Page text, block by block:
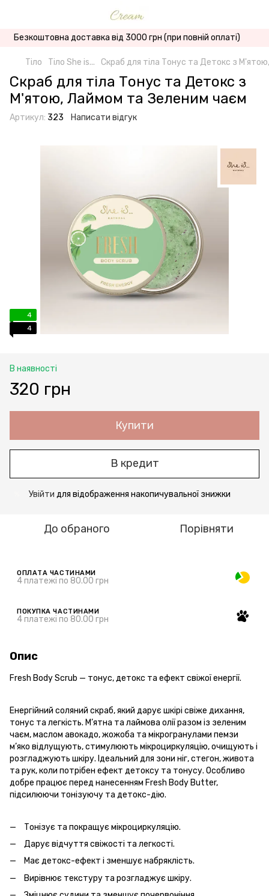
Безкоштовна доставка від 3000 грн (при повній оплаті)
Тіло Тіло She is... Скраб для тіла Тонус та Детокс з
Скраб для тіла Тонус та Детокс з
М'ятою, Лаймом та Зеленим чаєм
Артикул: 323 Написати відгук
4
4
В наявності
320 грн
Купити
В кредит
Увійти для відображення накопичувальної знижки
До обраного Порівняти
ОПЛАТА ЧАСТИНАМИ
4 платежі по 80.00 грн
ПОКУПКА ЧАСТИНАМИ
4 платежі по 80.00 грн
Опис
Fresh Body Scrub — тонус, детокс та ефект свіжої енергії.
Енергійний соляний скраб, який дарує шкірі свіже дихання,
тонус та легкість. М’ятна та лаймова олії разом із зеленим
чаєм, маслом авокадо, жожоба та мікрогранулами пемзи
м’яко відлущують, стимулюють мікроциркуляцію, очищують і
розгладжують шкіру. Ідеальний для зони ніг, стегон, живота
та рук, коли потрібен ефект детоксу та тонусу. Особливо
добре працює перед нанесенням Fresh Body Butter,
підсилюючи тонізуючу та детокс-дію.
Тонізує та покращує мікроциркуляцію.
Дарує відчуття свіжості та легкості.
Має детокс-ефект і зменшує набряклість.
Вирівнює текстуру та розгладжує шкіру.